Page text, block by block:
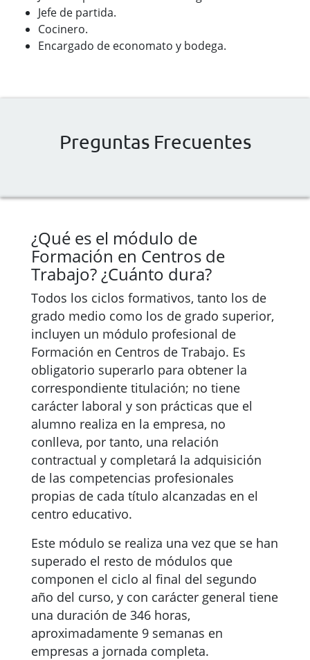
Jefe de partida.
Cocinero.
Encargado de economato y bodega.
Preguntas Frecuentes
¿Qué es el módulo de
Formación en Centros de
Trabajo? ¿Cuánto dura?
Todos los ciclos formativos, tanto los de
grado medio como los de grado superior,
incluyen un módulo profesional de
Formación en Centros de Trabajo. Es
obligatorio superarlo para obtener la
correspondiente titulación; no tiene
carácter laboral y son prácticas que el
alumno realiza en la empresa, no
conlleva, por tanto, una relación
contractual y completará la adquisición
de las competencias profesionales
propias de cada título alcanzadas en el
centro educativo.
Este módulo se realiza una vez que se han
superado el resto de módulos que
componen el ciclo al final del segundo
año del curso, y con carácter general tiene
una duración de 346 horas,
aproximadamente 9 semanas en
empresas a jornada completa.